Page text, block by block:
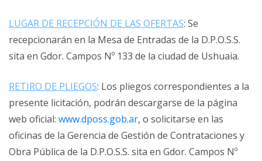
LUGAR DE RECEPCIÓN DE LAS OFERTAS: Se
recepcionarán en la Mesa de Entradas de la D.P.O.S.S.
sita en Gdor. Campos Nº 133 de la ciudad de Ushuaia.
RETIRO DE PLIEGOS: Los pliegos correspondientes a la
presente licitación, podrán descargarse de la página
web oficial: www.dposs.gob.ar, o solicitarse en las
oficinas de la Gerencia de Gestión de Contrataciones y
Obra Pública de la D.P.O.S.S. sita en Gdor. Campos Nº